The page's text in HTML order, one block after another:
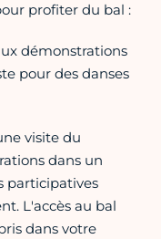
profiter du bal :
démonstrations
pour des danses
visite du
dans un
participatives
L'accès au bal
dans votre